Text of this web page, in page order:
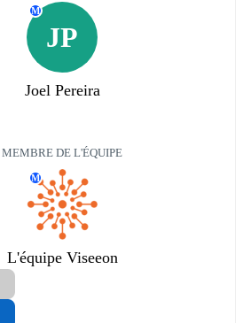
JP
M
Joel Pereira
MEMBRE DE L'ÉQUIPE
M
L'équipe Viseeon